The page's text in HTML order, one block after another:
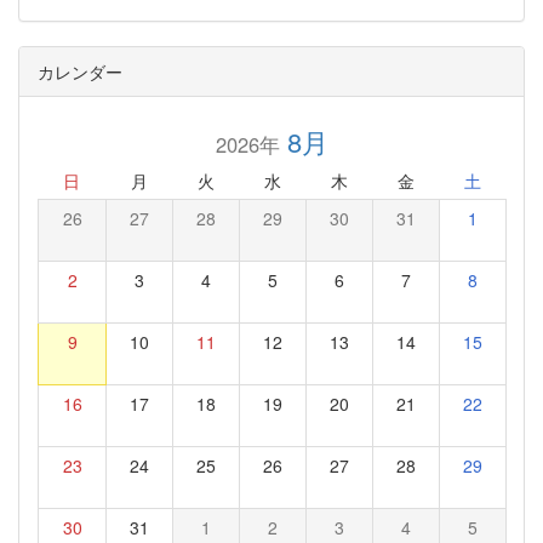
カレンダー
2026年8月
日 月 火 水 木 金 土
26 27 28 29 30 31 1
2 3 4 5 6 7 8
9 10 11 12 13 14 15
16 17 18 19 20 21 22
23 24 25 26 27 28 29
30 31 1 2 3 4 5